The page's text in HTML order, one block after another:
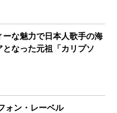
ーな魅力で日本人歌手の海
なった元祖「カリプソ
ォン・レーベル